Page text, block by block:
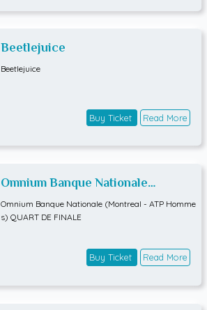
Beetlejuice
Beetlejuice
Buy Ticket Read More
Omnium Banque Nationale
DE FINALE
Omnium Banque Nationale (Montreal - ATP Homme
s) QUART DE FINALE
Buy Ticket Read More